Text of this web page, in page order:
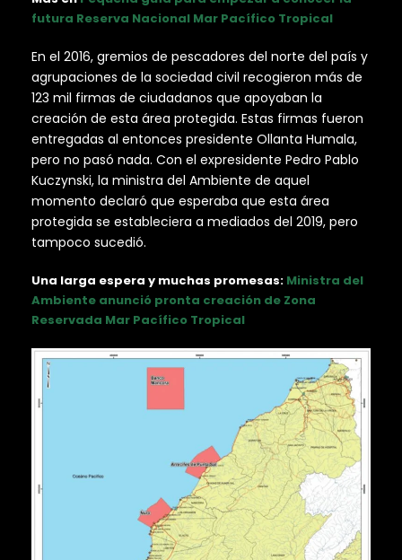
futura Reserva Nacional Mar Pacífico Tropical
En el 2016, gremios de pescadores del norte del país y
agrupaciones de la sociedad civil recogieron más de
123 mil firmas de ciudadanos que apoyaban la
creación de esta área protegida. Estas firmas fueron
entregadas al entonces presidente Ollanta Humala,
pero no pasó nada. Con el expresidente Pedro Pablo
Kuczynski, la ministra del Ambiente de aquel
momento declaró que esperaba que esta área
protegida se estableciera a mediados del 2019, pero
tampoco sucedió.
Una larga espera y muchas promesas: Ministra del
Ambiente anunció pronta creación de Zona
Reservada Mar Pacífico Tropical